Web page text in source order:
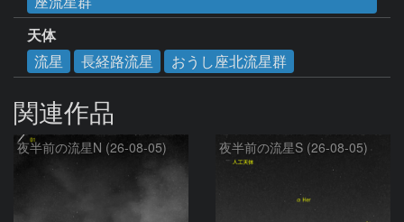
天体
流星
長経路流星 おうし座北流星群
関連作品
夜半前の流星N (26-08-05) 夜半前の流星S (26-08-05)